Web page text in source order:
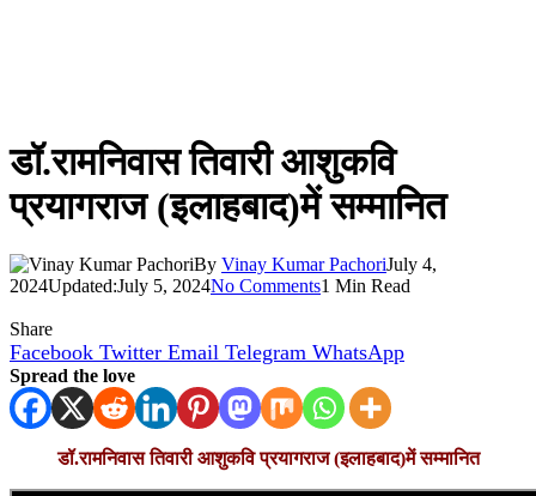
डॉ.रामनिवास तिवारी आशुकवि
प्रयागराज (इलाहबाद)में सम्मानित
By Vinay Kumar PachoriJuly 4,
2024Updated:July 5, 2024No Comments1 Min Read
Share
Facebook Twitter Email Telegram WhatsApp
Spread the love
डॉ.रामनिवास तिवारी आशुकवि प्रयागराज (इलाहबाद)में सम्मानित